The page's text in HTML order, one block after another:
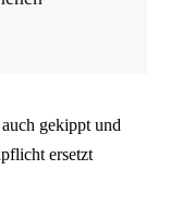
gekippt und
ersetzt